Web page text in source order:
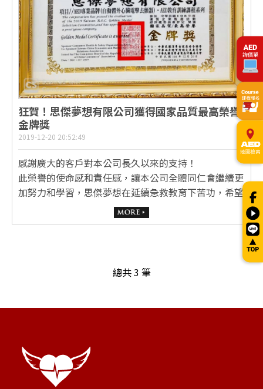
狂賀！思傑夢想有限公司獲得國家品質最高榮譽
金牌獎
2019-12-20 20:52:49
感謝廣大的客戶對本公司長久以來的支持！
此榮譽的使命感和責任感，讓本公司全體同仁會繼續更
加努力和學習，思傑夢想在延續急救教育下苦功，希望
滿足所有客戶對❤️AED⚡️更加了解及延續教育之理念，
並期待新的一年貴公司仍不吝賜教，繼續給予支持！
總共 3 筆